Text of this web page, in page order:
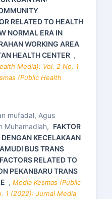
RELATED TO HEALTH
NORMAL ERA IN
WORKING AREA
HEALTH CENTER ,
Media): Vol. 2 No. 1
(Public Health
mufadal, Agus
Muhamadiah, FAKTOR
KECELAKAAN
BUS TRANS
RELATED TO
PEKANBARU TRANS
, Media Kesmas (Public
1 (2022): Jurnal Media